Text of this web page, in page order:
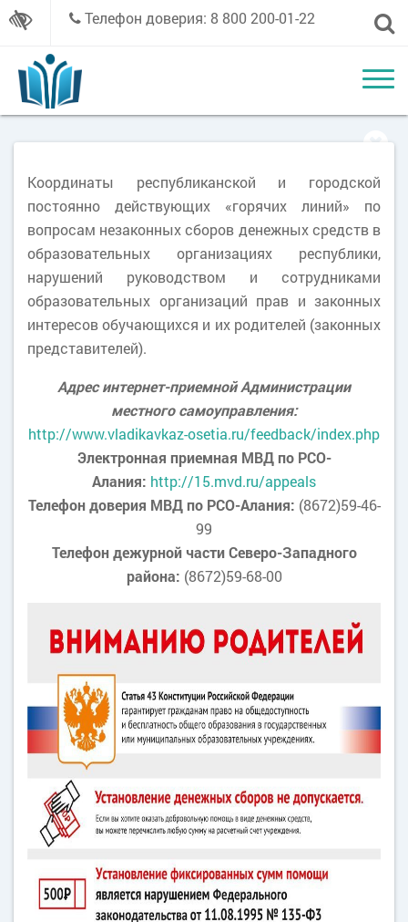
Телефон доверия: 8 800 200-01-22
Координаты республиканской и городской
постоянно действующих «горячих линий» по
вопросам незаконных сборов денежных средств в
образовательных организациях республики,
нарушений руководством и сотрудниками
образовательных организаций прав и законных
интересов обучающихся и их родителей (законных
представителей).
Адрес интернет-приемной Администрации
местного самоуправления:
http://www.vladikavkaz-osetia.ru/feedback/index.php
Электронная приемная МВД по РСО-
Алания: http://15.mvd.ru/appeals
Телефон доверия МВД по РСО-Алания: (8672)59-46-
99
Телефон дежурной части Северо-Западного
района: (8672)59-68-00